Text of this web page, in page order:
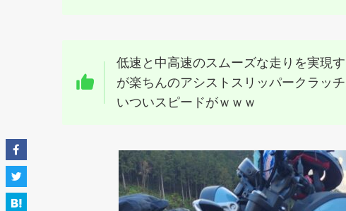
低速と中高速のスムーズな走りを実現
が楽ちんのアシストスリッパークラッ
いついスピードがｗｗｗ